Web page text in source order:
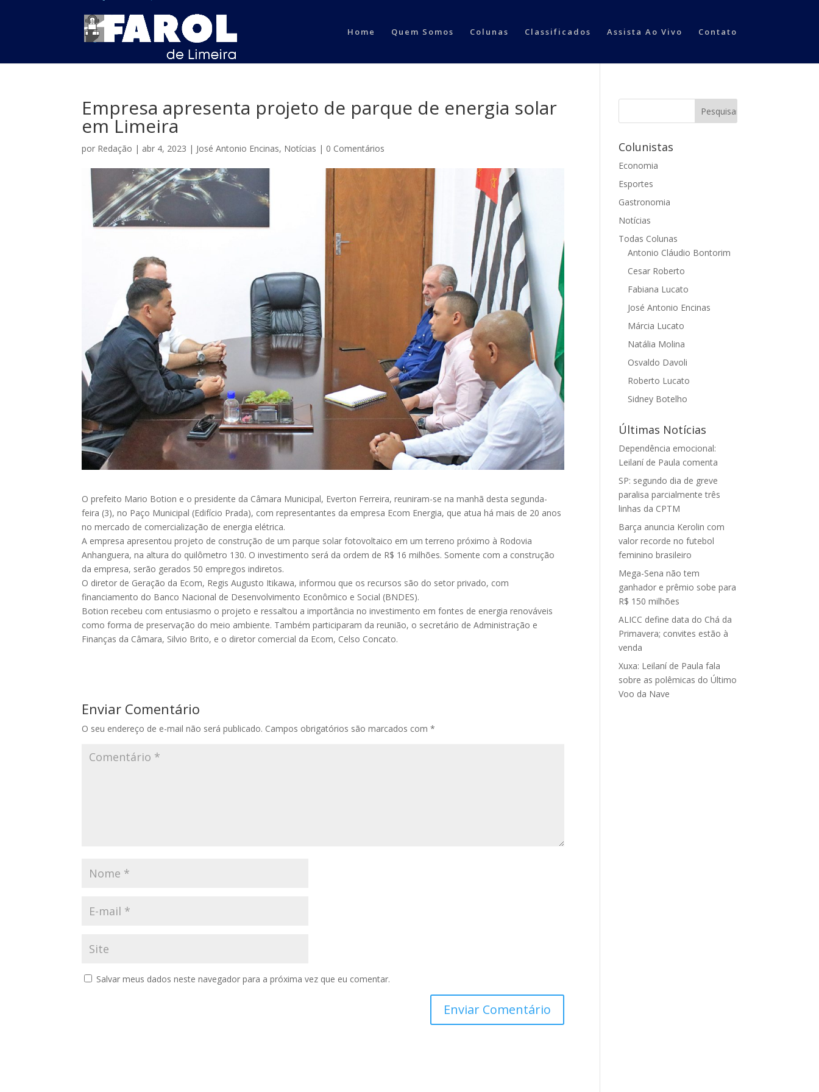
Home Quem Somos Colunas Classificados Assista Ao Vivo Contato
Empresa apresenta projeto de parque de energia solar
em Limeira
por Redação | abr 4, 2023 | José Antonio Encinas, Notícias | 0 Comentários
O prefeito Mario Botion e o presidente da Câmara Municipal, Everton Ferreira, reuniram-se na manhã desta segunda-
feira (3), no Paço Municipal (Edifício Prada), com representantes da empresa Ecom Energia, que atua há mais de 20 anos
no mercado de comercialização de energia elétrica.
A empresa apresentou projeto de construção de um parque solar fotovoltaico em um terreno próximo à Rodovia
Anhanguera, na altura do quilômetro 130. O investimento será da ordem de R$ 16 milhões. Somente com a construção
da empresa, serão gerados 50 empregos indiretos.
O diretor de Geração da Ecom, Regis Augusto Itikawa, informou que os recursos são do setor privado, com
financiamento do Banco Nacional de Desenvolvimento Econômico e Social (BNDES).
Botion recebeu com entusiasmo o projeto e ressaltou a importância no investimento em fontes de energia renováveis
como forma de preservação do meio ambiente. Também participaram da reunião, o secretário de Administração e
Finanças da Câmara, Silvio Brito, e o diretor comercial da Ecom, Celso Concato.
Enviar Comentário
O seu endereço de e-mail não será publicado. Campos obrigatórios são marcados com*
Salvar meus dados neste navegador para a próxima vez que eu comentar.
Colunistas
Economia
Esportes
Gastronomia
Notícias
Todas Colunas
Antonio Cláudio Bontorim
Cesar Roberto
Fabiana Lucato
José Antonio Encinas
Márcia Lucato
Natália Molina
Osvaldo Davoli
Roberto Lucato
Sidney Botelho
Últimas Notícias
Dependência emocional:
Leilaní de Paula comenta
SP: segundo dia de greve
paralisa parcialmente três
linhas da CPTM
Barça anuncia Kerolin com
valor recorde no futebol
feminino brasileiro
Mega-Sena não tem
ganhador e prêmio sobe para
R$ 150 milhões
ALICC define data do Chá da
Primavera; convites estão à
venda
Xuxa: Leilaní de Paula fala
sobre as polêmicas do Último
Voo da Nave